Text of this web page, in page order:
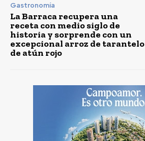
Gastronomía
La Barraca recupera una
receta con medio siglo de
historia y sorprende con un
excepcional arroz de tarantelo
de atún rojo